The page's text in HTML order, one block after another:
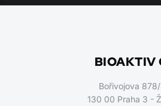
BIOAKTIV
Bořivojova
130 00 Praha 3 -